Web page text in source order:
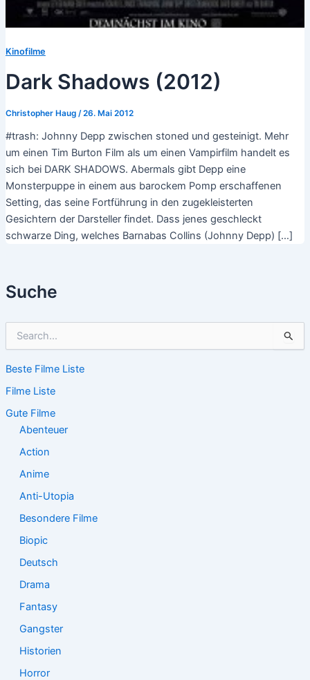
Suche
h
n
n
Beste Filme Liste
Filme Liste
Gute Filme
Abenteuer
Action
Anime
Anti-Utopia
Besondere Filme
Biopic
Deutsch
Drama
Fantasy
Gangster
Historien
Horror
Kinofilme
Dark Shadows (2012)
Christopher Haug /26. Mai 2012
#trash: Johnny Depp zwischen stoned und gesteinigt. Mehr
um einen Tim Burton Film als um einen Vampirfilm handelt es
sich bei DARK SHADOWS. Abermals gibt Depp eine
Monsterpuppe in einem aus barockem Pomp erschaffenen
Setting, das seine Fortführung in den zugekleisterten
Gesichtern der Darsteller findet. Dass jenes geschleckt
schwarze Ding, welches Barnabas Collins (Johnny Depp) […]